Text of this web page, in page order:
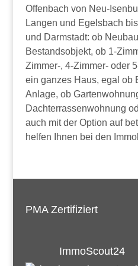
Offenbach von Neu-
Langen und Egelsbach
und Darmstadt: ob
Bestandsobjekt, ob 1-
Zimmer-, 4-Zimmer- oder
ein ganzes Haus, egal ob
Anlage, ob
Dachterrassenwohnung
auch mit der Option auf
helfen Ihnen bei den
PMA Zertifiziert
ImmoScout24